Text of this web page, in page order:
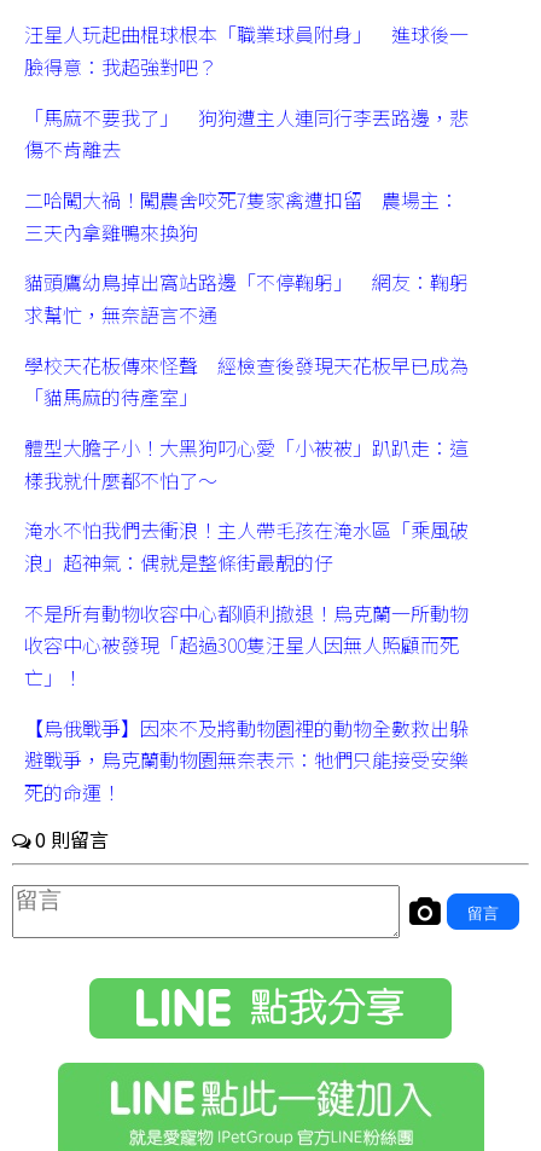
汪星人玩起曲棍球根本「職業球員附身」 進球後一
臉得意：我超強對吧？
「馬麻不要我了」 狗狗遭主人連同行李丟路邊，悲
傷不肯離去
二哈闖大禍！闖農舍咬死7隻家禽遭扣留 農場主：
三天內拿雞鴨來換狗
貓頭鷹幼鳥掉出窩站路邊「不停鞠躬」 網友：鞠躬
求幫忙，無奈語言不通
學校天花板傳來怪聲 經檢查後發現天花板早已成為
「貓馬麻的待產室」
體型大膽子小！大黑狗叼心愛「小被被」趴趴走：這
樣我就什麼都不怕了～
淹水不怕我們去衝浪！主人帶毛孩在淹水區「乘風破
浪」超神氣：偶就是整條街最靚的仔
不是所有動物收容中心都順利撤退！烏克蘭一所動物
收容中心被發現「超過300隻汪星人因無人照顧而死
亡」！
【烏俄戰爭】因來不及將動物園裡的動物全數救出躲
避戰爭，烏克蘭動物園無奈表示：牠們只能接受安樂
死的命運！